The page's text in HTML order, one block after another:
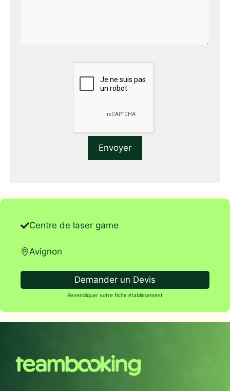
Centre de laser game
Avignon
Demander un Devis
Revendiquer votre fiche établissement